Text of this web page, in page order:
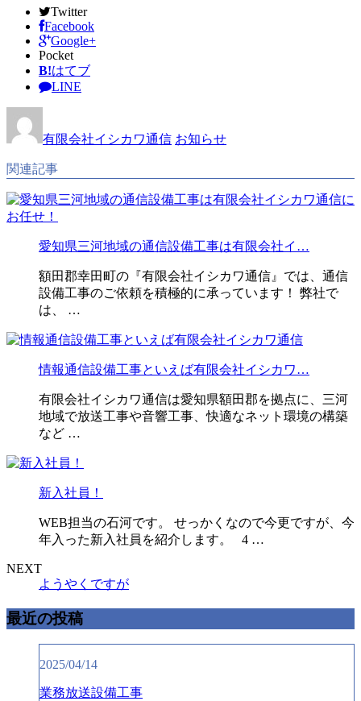
Twitter
Facebook
Google+
Pocket
B!はてブ
LINE
有限会社イシカワ通信 お知らせ
関連記事
愛知県三河地域の通信設備工事は有限会社イ…
額田郡幸田町の『有限会社イシカワ通信』では、通信
設備工事のご依頼を積極的に承っています！ 弊社で
は、 …
情報通信設備工事といえば有限会社イシカワ…
有限会社イシカワ通信は愛知県額田郡を拠点に、三河
地域で放送工事や音響工事、快適なネット環境の構築
など …
新入社員！
WEB担当の石河です。 せっかくなので今更ですが、今
年入った新入社員を紹介します。 4 …
NEXT
ようやくですが
最近の投稿
2025/04/14
業務放送設備工事